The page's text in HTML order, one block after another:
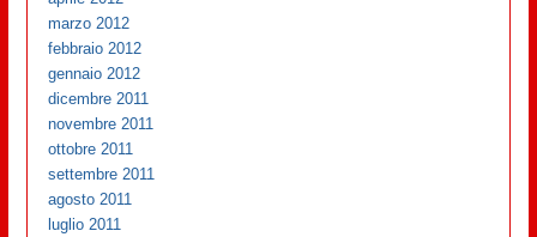
marzo 2012
febbraio 2012
gennaio 2012
dicembre 2011
novembre 2011
ottobre 2011
settembre 2011
agosto 2011
luglio 2011